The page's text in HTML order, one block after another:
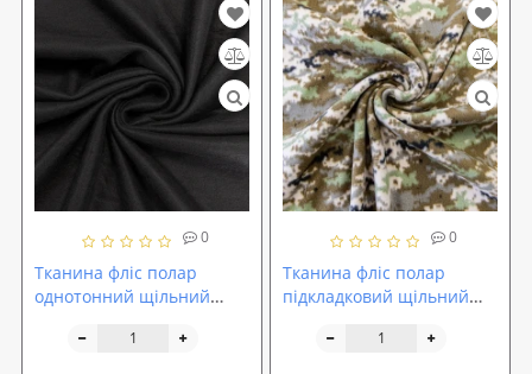
0
Тканина фліс полар
однотонний щільний
ширина 180см, Чорний
0
Тканина фліс полар
підкладковий щільний
Піксель (TK-0015)